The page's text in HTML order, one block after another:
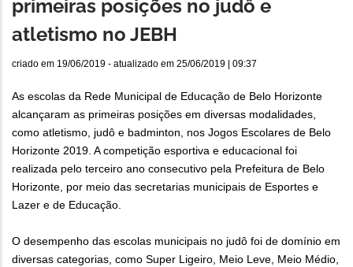
primeiras posições no judô e
atletismo no JEBH
criado em 19/06/2019 - atualizado em 25/06/2019 | 09:37
As escolas da Rede Municipal de Educação de Belo Horizonte
alcançaram as primeiras posições em diversas modalidades,
como atletismo, judô e badminton, nos Jogos Escolares de Belo
Horizonte 2019. A competição esportiva e educacional foi
realizada pelo terceiro ano consecutivo pela Prefeitura de Belo
Horizonte, por meio das secretarias municipais de Esportes e
Lazer e de Educação.
O desempenho das escolas municipais no judô foi de domínio em
diversas categorias, como Super Ligeiro, Meio Leve, Meio Médio,